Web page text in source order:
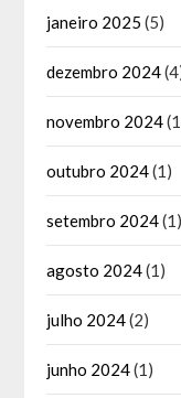
janeiro 2025 (5)
dezembro 2024
novembro 2024
outubro 2024(1)
setembro 2024(1)
agosto 2024(1)
julho 2024(2)
junho 2024(1)